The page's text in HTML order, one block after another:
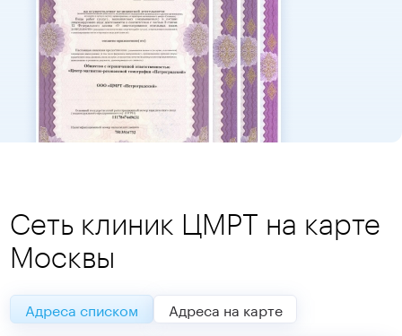
Сеть клиник ЦМРТ на карте
Москвы
Адреса списком Адреса на карте